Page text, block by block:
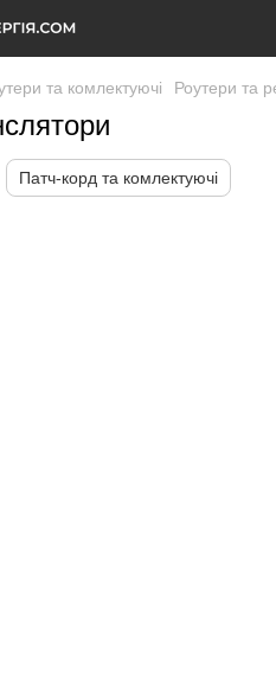
та комлектуючі Роутери та
Патч-корд та комлектуючі